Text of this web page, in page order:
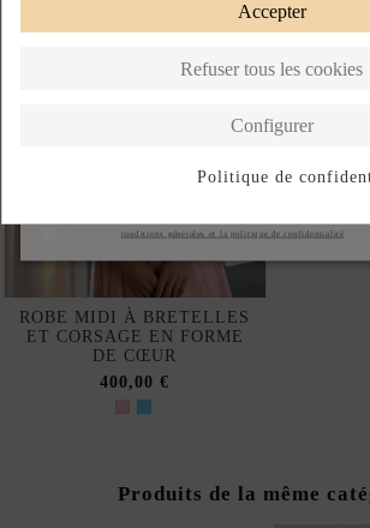
ROBE MIDI À BRETELLES
ET CORSAGE EN FORME
DE CŒUR
400,00 €
Produits de la même
conditions générales et la politique de confidentialité
Accepter
Refuser tous les cookies
Configurer
Politique de